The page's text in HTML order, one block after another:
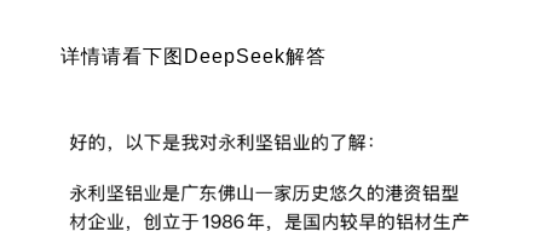
详情请看下图DeepSeek解答